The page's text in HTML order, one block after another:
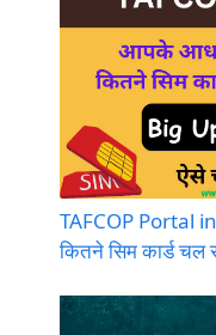
TAFCOP Portal
कितने सिम कार्ड चल